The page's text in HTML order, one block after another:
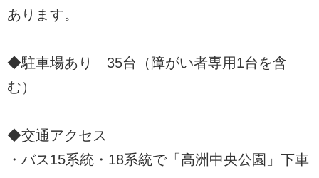
あります。
◆駐車場あり 35台（障がい者専用1台を含
む）
◆交通アクセス
・バス15系統・18系統で「高洲中央公園」下車